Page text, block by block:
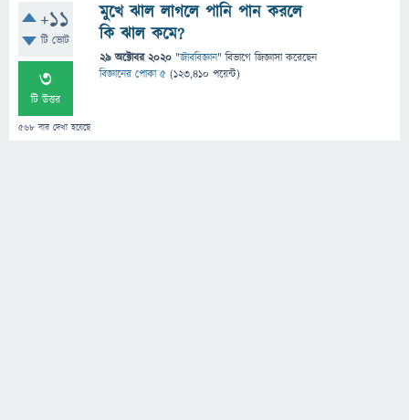
+11
টি ভোট
3
টি উত্তর
568 বার দেখা হয়েছে
মুখে ঝাল লাগলে পানি পান করলে
কি ঝাল কমে?
29 অক্টোবর 2020 "জীববিজ্ঞান" বিভাগে জিজ্ঞাসাকরেছেন
বিজ্ঞানের পোকা ৫ (123,410 পয়েন্ট)